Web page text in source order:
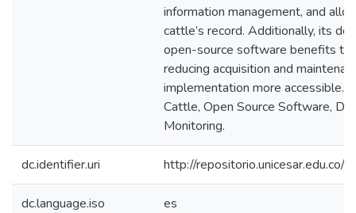
information management, and
cattle’s record. Additionally, its
open-source software benefits
reducing acquisition and
implementation more accessible.
Cattle, Open Source Software,
Monitoring.
dc.identifier.uri http://
dc.language.iso es